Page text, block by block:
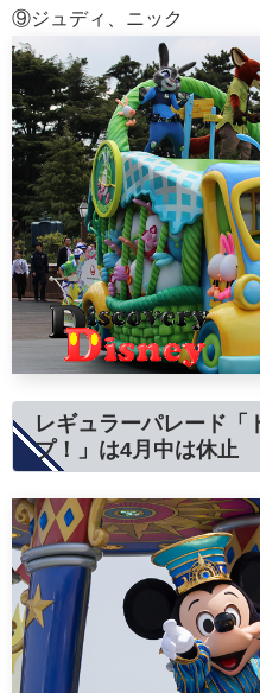
⑨ジュディ、ニック
レギュラーパレード「
プ！」は4月中は休止